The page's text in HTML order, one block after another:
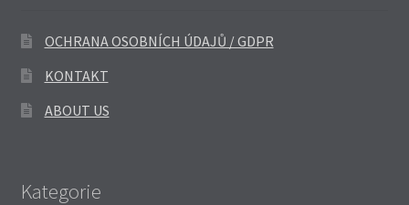
OCHRANA OSOBNÍCH ÚDAJŮ / GDPR
KONTAKT
ABOUT US
Kategorie